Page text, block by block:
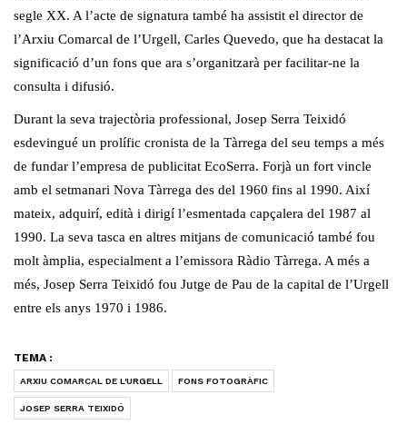
segle XX. A l’acte de signatura també ha assistit el director de
l’Arxiu Comarcal de l’Urgell, Carles Quevedo, que ha destacat la
significació d’un fons que ara s’organitzarà per facilitar-ne la
consulta i difusió.
Durant la seva trajectòria professional, Josep Serra Teixidó
esdevingué un prolífic cronista de la Tàrrega del seu temps a més
de fundar l’empresa de publicitat EcoSerra. Forjà un fort vincle
amb el setmanari Nova Tàrrega des del 1960 fins al 1990. Així
mateix, adquirí, edità i dirigí l’esmentada capçalera del 1987 al
1990. La seva tasca en altres mitjans de comunicació també fou
molt àmplia, especialment a l’emissora Ràdio Tàrrega. A més a
més, Josep Serra Teixidó fou Jutge de Pau de la capital de l’Urgell
entre els anys 1970 i 1986.
TEMA :
ARXIU COMARCAL DE L'URGELL FONS FOTOGRÀFIC
JOSEP SERRA TEIXIDÓ